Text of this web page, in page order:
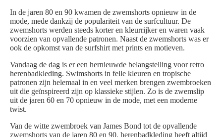
In de jaren 80 en 90 kwamen de zwemshorts opnieuw in de
mode, mede dankzij de populariteit van de surfcultuur. De
zwemshorts werden steeds korter en kleurrijker en waren vaak
voorzien van opvallende patronen. Naast de zwemshorts was er
ook de opkomst van de surfshirt met prints en motieven.
Vandaag de dag is er een hernieuwde belangstelling voor retro
herenbadkleding. Swimshorts in felle kleuren en tropische
patronen zijn helemaal in en veel merken brengen zwembroeken
uit die geïnspireerd zijn op klassieke stijlen. Zo is de zwemslip
uit de jaren 60 en 70 opnieuw in de mode, met een moderne
twist.
Van de witte zwembroek van James Bond tot de opvallende
zwemshorts van de jaren 80 en 90, herenbadkleding heeft altijd